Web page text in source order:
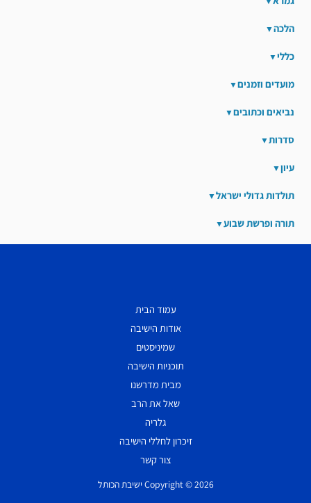
הלכה
כללי
מועדים וזמנים
נביאים וכתובים
סדרות
עיון
תולדות גדולי ישראל
תורה ופרשת שבוע
עמוד הבית
אודות הישיבה
שמיניסטים
תוכניות הישיבה
מבית מדרשנו
שאל את הרב
גלריה
זיכרון לחללי הישיבה
צור קשר
Copyright © 2026 ישיבת הכותל